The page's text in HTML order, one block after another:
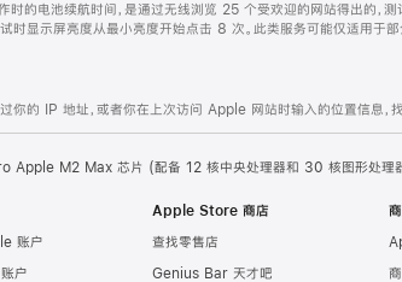
的电池续航时间，是通过无线浏览 25 个受欢迎的网站得出的
时显示屏亮度从最小亮度开始点击 8 次。此类服务可能仅适用于
你的 IP 地址，或者你在上次访问 Apple 网站时输入的位置信息，
Apple M2 Max 芯片 (配备 12 核中央处理器和 30 核图形处理
账户
户
Apple Store 商店
查找零售店
Genius Bar 天才吧